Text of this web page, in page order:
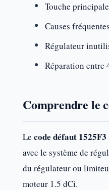
Touche
Causes
Régulateur
Réparation entre
Comprendre le
Le code défaut 1525F3
avec le système de
du régulateur ou
moteur 1.5 dCi.